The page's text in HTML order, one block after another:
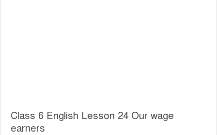
Class 6 English Lesson 24 Our wage
earners